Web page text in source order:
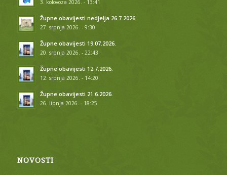
3. kolovoza 2026. - 13:41
Župne obavijesti nedjelja 26.7.2026.
27. srpnja 2026. - 9:30
Župne obavijesti 19.07.2026.
20. srpnja 2026. - 22:43
Župne obavijesti 12.7.2026.
12. srpnja 2026. - 14:20
Župne obavijesti 21.6.2026.
26. lipnja 2026. - 18:25
NOVOSTI